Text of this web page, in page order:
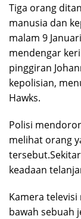
Tiga orang
manusia dan
malam 9
mendengar
pinggiran
kepolisian,
Hawks.
Polisi
melihat orang
keadaan
Kamera
bawah sebuah